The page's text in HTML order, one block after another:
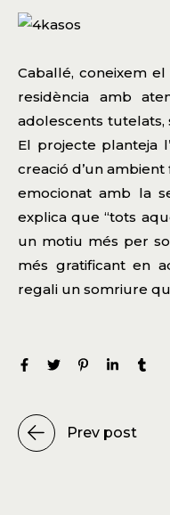
Caballé, coneixem el
residència amb
adolescents tutelats,
El projecte planteja
creació d’un
emocionat amb la
explica que “tots
un motiu més per
més gratificant en
regali un somriure
Prev post